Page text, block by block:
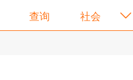
查询 社会